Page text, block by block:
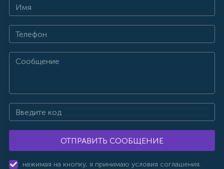
ОТПРАВИТЬ СООБЩЕНИЕ
нажимая на кнопку, я принимаю условия соглашения.